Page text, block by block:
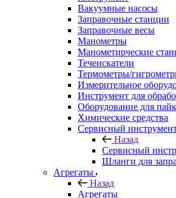
Вакуумные насосы
Заправочные станции
Заправочные весы
Манометры
Манометирческие
Течеискатели
Термометры/
Измерительное
Инструмент для
Оборудование для
Химические средства
Сервисный
Назад
Сервисный
Шланги для
Агрегаты
Назад
Агрегаты